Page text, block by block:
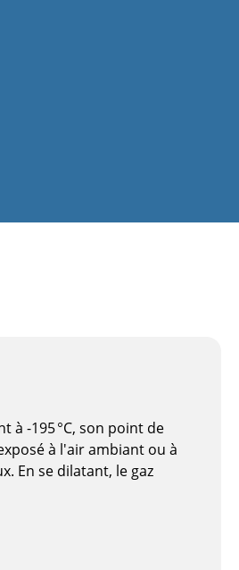
-195 °C, son point de
à l'air ambiant ou à
En se dilatant, le gaz